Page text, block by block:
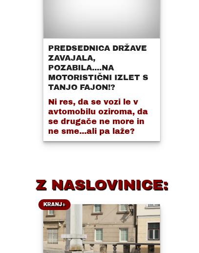
PREDSEDNICA DRŽAVE
ZAVAJALA,
POZABILA....NA
MOTORISTIČNI IZLET S
TANJO FAJON!?
Ni res, da se vozi le v
avtomobilu oziroma, da
se drugače ne more in
ne sme...ali pa laže?
Z NASLOVINICE:
KRANJ+